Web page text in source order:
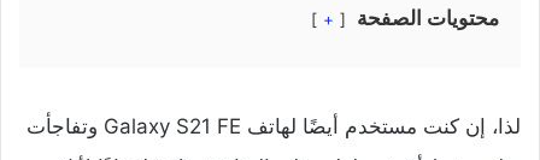
محتويات الصفحة +
لذا، إن كنت مستخدم أيضًا لهاتف Galaxy S21 FE وتفاجأت